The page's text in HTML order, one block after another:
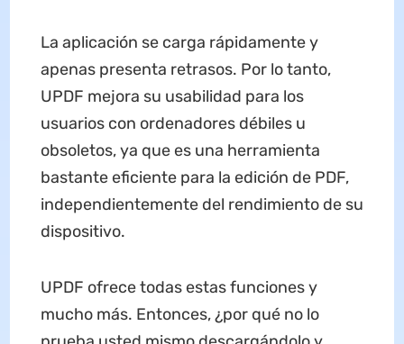
La aplicación se carga rápidamente y
apenas presenta retrasos. Por lo tanto,
UPDF mejora su usabilidad para los
usuarios con ordenadores débiles u
obsoletos, ya que es una herramienta
bastante eficiente para la edición de PDF,
independientemente del rendimiento de su
dispositivo.
UPDF ofrece todas estas funciones y
mucho más. Entonces, ¿por qué no lo